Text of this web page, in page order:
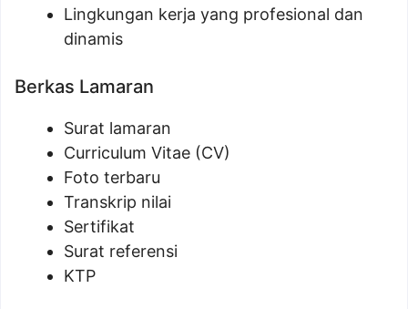
Lingkungan kerja yang profesional dan
dinamis
Berkas Lamaran
Surat lamaran
Curriculum Vitae (CV)
Foto terbaru
Transkrip nilai
Sertifikat
Surat referensi
KTP